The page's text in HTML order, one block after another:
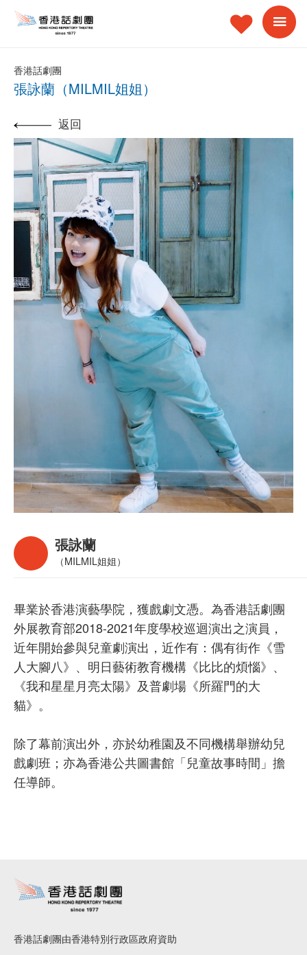
香港話劇團
張詠蘭（MILMIL姐姐）
返回
張詠蘭
（MILMIL姐姐）
畢業於香港演藝學院，獲戲劇文憑。為香港話劇團
外展教育部2018-2021年度學校巡迴演出之演員，
近年開始參與兒童劇演出，近作有：偶有街作《雪
人大腳八》、明日藝術教育機構《比比的煩惱》、
《我和星星月亮太陽》及普劇場《所羅門的大
貓》。
除了幕前演出外，亦於幼稚園及不同機構舉辦幼兒
戲劇班；亦為香港公共圖書館「兒童故事時間」擔
任導師。
香港話劇團由香港特別行政區政府資助